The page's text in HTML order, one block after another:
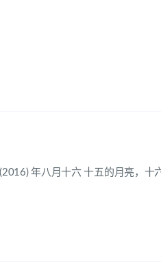
年八月十六 十五的月亮，十